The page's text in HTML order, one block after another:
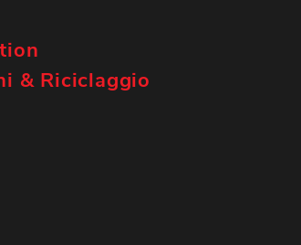
& Riciclaggio